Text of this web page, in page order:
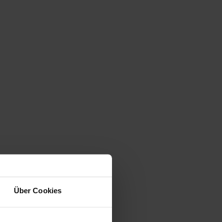
Über Cookies